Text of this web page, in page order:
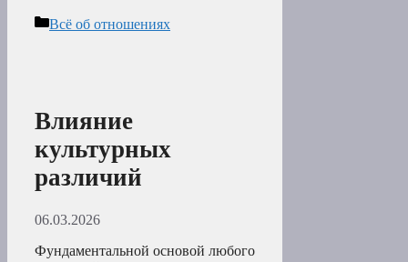
Рубрики
Всё об отношениях
Влияние
культурных
различий
06.03.2026
Фундаментальной основой любого